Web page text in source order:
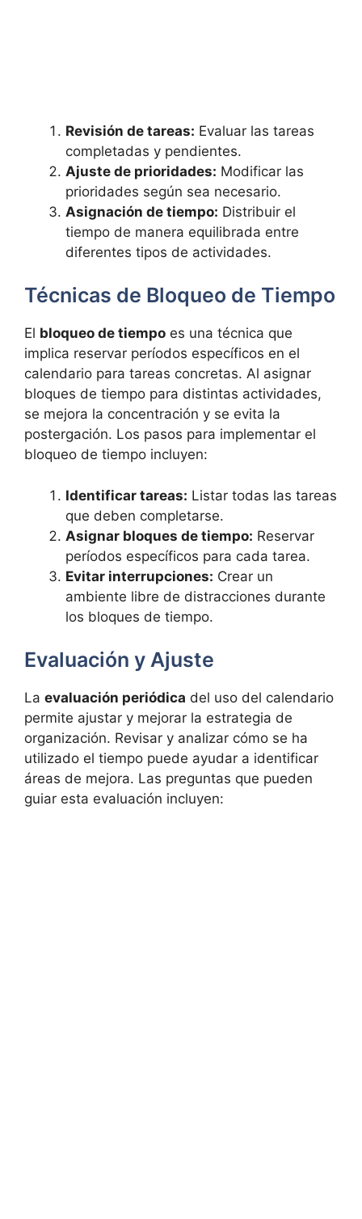
Revisión de tareas: Evaluar las tareas
completadas y pendientes.
Ajuste de prioridades: Modificar las
prioridades según sea necesario.
Asignación de tiempo: Distribuir el
tiempo de manera equilibrada entre
diferentes tipos de actividades.
Técnicas de Bloqueo de Tiempo
El bloqueo de tiempo es una técnica que
implica reservar períodos específicos en el
calendario para tareas concretas. Al asignar
bloques de tiempo para distintas actividades,
se mejora la concentración y se evita la
postergación. Los pasos para implementar el
bloqueo de tiempo incluyen:
Identificar tareas: Listar todas las tareas
que deben completarse.
Asignar bloques de tiempo: Reservar
períodos específicos para cada tarea.
Evitar interrupciones: Crear un
ambiente libre de distracciones durante
los bloques de tiempo.
Evaluación y Ajuste
La evaluación periódica del uso del calendario
permite ajustar y mejorar la estrategia de
organización. Revisar y analizar cómo se ha
utilizado el tiempo puede ayudar a identificar
áreas de mejora. Las preguntas que pueden
guiar esta evaluación incluyen: